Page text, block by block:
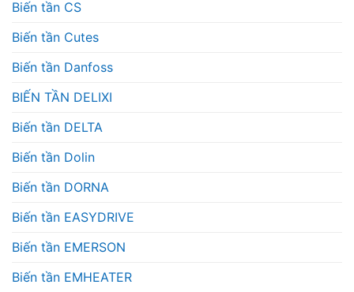
Biến tần CS
Biến tần Cutes
Biến tần Danfoss
BIẾN TẦN DELIXI
Biến tần DELTA
Biến tần Dolin
Biến tần DORNA
Biến tần EASYDRIVE
Biến tần EMERSON
Biến tần EMHEATER